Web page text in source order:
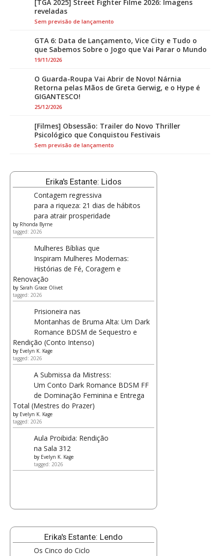
[TGA 2025] Street Fighter Filme 2026: Imagens
reveladas
Sem previsão de lançamento
GTA 6: Data de Lançamento, Vice City e Tudo o
que Sabemos Sobre o Jogo que Vai Parar o Mundo
19/11/2026
O Guarda-Roupa Vai Abrir de Novo! Nárnia
Retorna pelas Mãos de Greta Gerwig, e o Hype é
GIGANTESCO!
25/12/2026
[Filmes] Obsessão: Trailer do Novo Thriller
Psicológico que Conquistou Festivais
Sem previsão de lançamento
Erika's Estante: Lidos
Contagem regressiva
para a riqueza: 21 dias de hábitos
para atrair prosperidade
by Rhonda Byrne
tagged: 2026
Mulheres Bíblias que
Inspiram Mulheres Modernas:
Histórias de Fé, Coragem e
Renovação
by Sarah Grace Olivet
tagged: 2026
Prisioneira nas
Montanhas de Bruma Alta: Um Dark
Romance BDSM de Sequestro e
Rendição (Conto Intenso)
by Evelyn K. Kage
tagged: 2026
A Submissa da Mistress:
Um Conto Dark Romance BDSM FF
de Dominação Feminina e Entrega
Total (Mestres do Prazer)
by Evelyn K. Kage
tagged: 2026
Aula Proibida: Rendição
na Sala 312
by Evelyn K. Kage
tagged: 2026
Erika's Estante: Lendo
Os Cinco do Ciclo